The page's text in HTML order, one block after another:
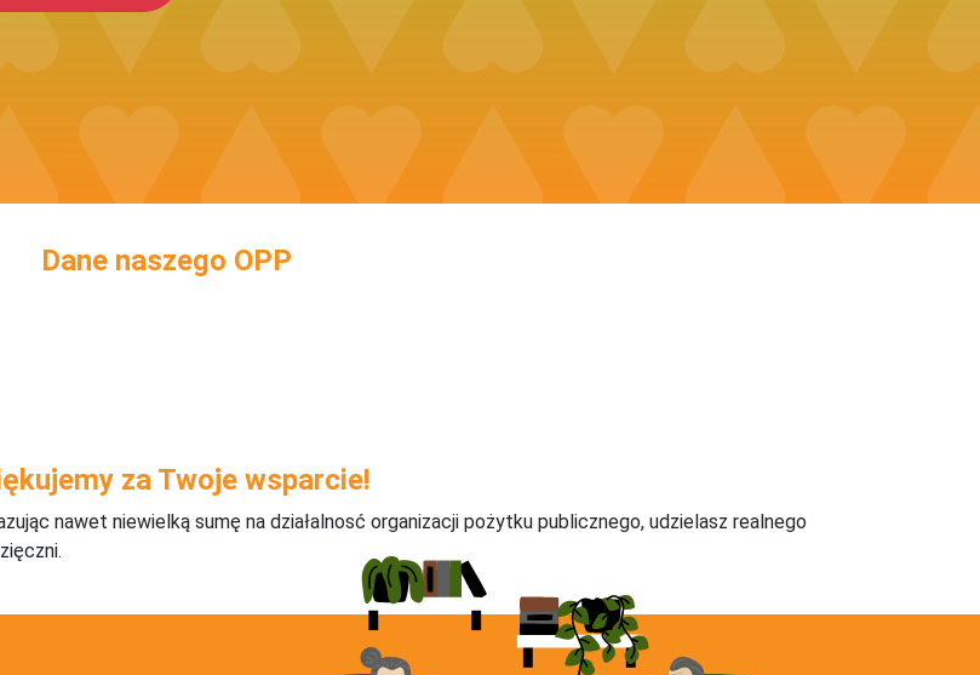
Dane naszego OPP
za Twoje wsparcie!
nawet niewielką sumę na działalnosć organizacji pożytku publicznego, udzielasz realnego